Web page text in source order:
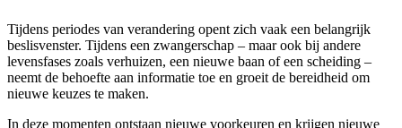
Tijdens periodes van verandering opent zich vaak een belangrijk
beslisvenster. Tijdens een zwangerschap – maar ook bij andere
levensfases zoals verhuizen, een nieuwe baan of een scheiding –
neemt de behoefte aan informatie toe en groeit de bereidheid om
nieuwe keuzes te maken.
In deze momenten ontstaan nieuwe voorkeuren en krijgen nieuwe